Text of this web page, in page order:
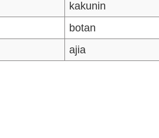
kakunin
botan
ajia